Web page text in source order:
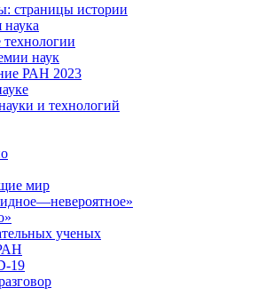
страницы истории
наук
РАН 2023
и технологий
мир
ученых
19